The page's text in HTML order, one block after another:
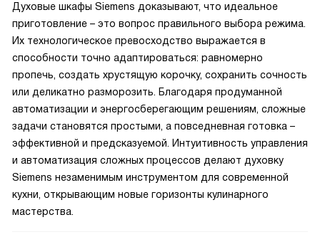
Духовые шкафы Siemens доказывают, что идеальное
приготовление – это вопрос правильного выбора режима.
Их технологическое превосходство выражается в
способности точно адаптироваться: равномерно
пропечь, создать хрустящую корочку, сохранить сочность
или деликатно разморозить. Благодаря продуманной
автоматизации и энергосберегающим решениям, сложные
задачи становятся простыми, а повседневная готовка –
эффективной и предсказуемой. Интуитивность управления
и автоматизация сложных процессов делают духовку
Siemens незаменимым инструментом для современной
кухни, открывающим новые горизонты кулинарного
мастерства.